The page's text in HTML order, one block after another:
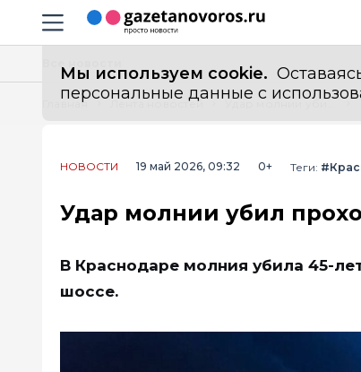
Навигация сайта
Мы используем cookie.
персональные данные с
Главная Лента новостей Удар молнии убил прохожего в Краснодаре
НОВОСТИ 19 май 2026, 09:32 0+ Теги:
Удар молнии убил
В Краснодаре молния убила 45-
шоссе.